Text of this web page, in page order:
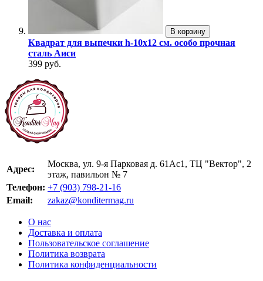
В корзину
Квадрат для выпечки h-10х12 см. особо прочная
сталь Аиси
399 руб.
Адрес:
Москва, ул. 9-я Парковая д. 61Ас1, ТЦ "Вектор", 2
этаж, павильон № 7
Телефон: +7 (903) 798-21-16
Email:
zakaz@konditermag.ru
О нас
Доставка и оплата
Пользовательское соглашение
Политика возврата
Политика конфиденциальности